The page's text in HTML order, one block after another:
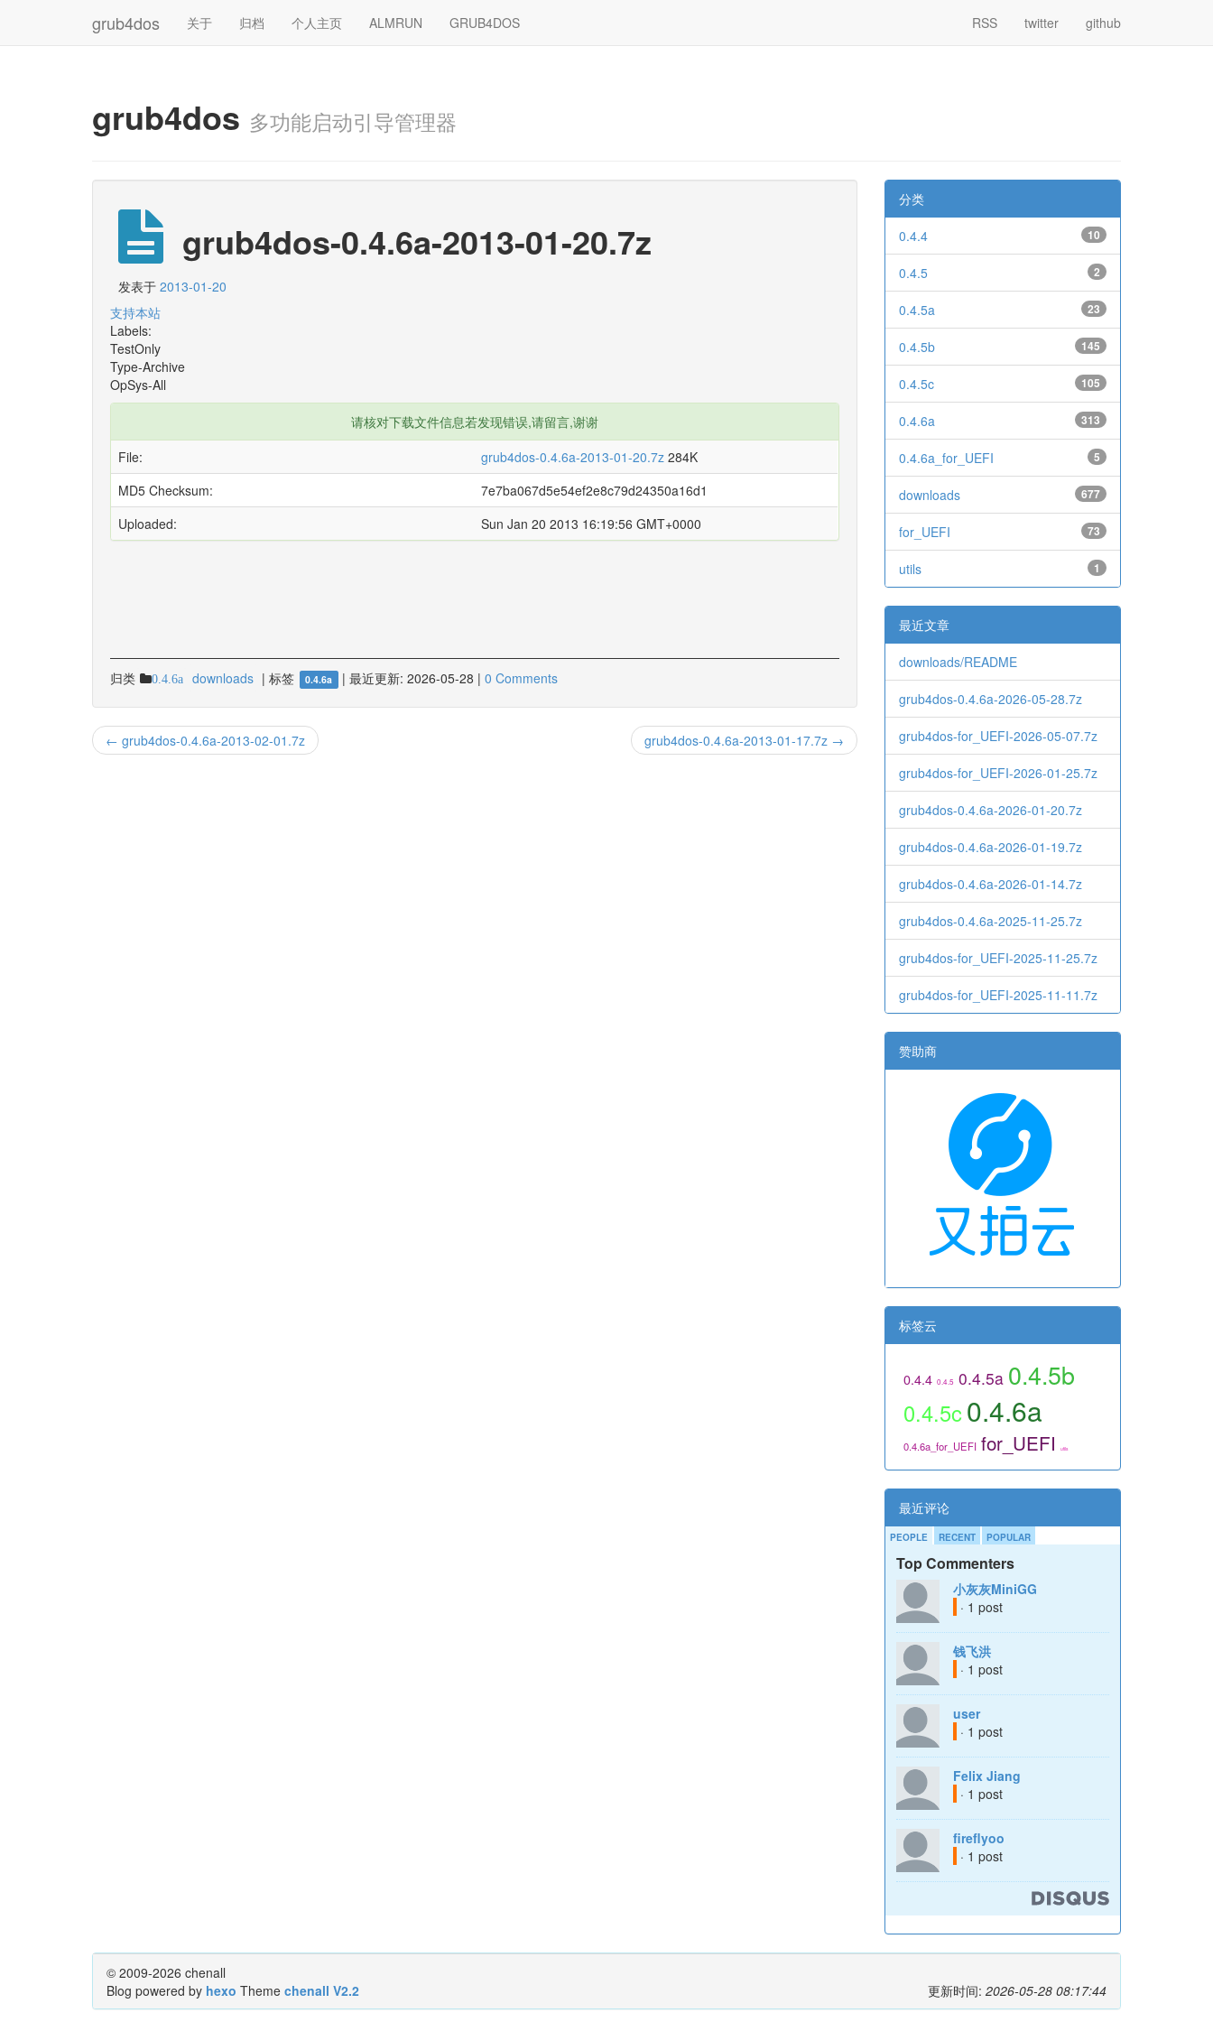
grub4dos 关于 归档 个人主页 ALMRUN GRUB4DOS RSS twitter github
grub4dos 多功能启动引导管理器
grub4dos-0.4.6a-2013-01-20.7z
发表于 2013-01-20
支持本站
Labels:
TestOnly
Type-Archive
OpSys-All
请核对下载文件信息若发现错误,请留言,谢谢
File:
grub4dos-0.4.6a-2013-01-20.7z 284K
MD5 Checksum:
7e7ba067d5e54ef2e8c79d24350a16d1
Uploaded:
Sun Jan 20 2013 16:19:56 GMT+0000
归类 0.4.6a downloads | 标签 0.4.6a | 最近更新: 2026-05-28 | 0 Comments
← grub4dos-0.4.6a-2013-02-01.7z grub4dos-0.4.6a-2013-01-17.7z →
分类
10
0.4.4
2
0.4.5
23
0.4.5a
145
0.4.5b
105
0.4.5c
313
0.4.6a
5
0.4.6a_for_UEFI
677
downloads
73
for_UEFI
1
utils
最近文章
downloads/README
grub4dos-0.4.6a-2026-05-28.7z
grub4dos-for_UEFI-2026-05-07.7z
grub4dos-for_UEFI-2026-01-25.7z
grub4dos-0.4.6a-2026-01-20.7z
grub4dos-0.4.6a-2026-01-19.7z
grub4dos-0.4.6a-2026-01-14.7z
grub4dos-0.4.6a-2025-11-25.7z
grub4dos-for_UEFI-2025-11-25.7z
grub4dos-for_UEFI-2025-11-11.7z
赞助商
标签云
0.4.4 0.4.5 0.4.5a 0.4.5b
0.4.5c0.4.6a
0.4.6a_for_UEFI for_UEFI utils
最近评论
PEOPLE RECENT POPULAR
Top Commenters
小灰灰MiniGG
· 1 post
钱飞洪
· 1 post
user
· 1 post
Felix Jiang
· 1 post
fireflyoo
· 1 post
© 2009-2026 chenall
Blog powered by hexo Theme chenall V2.2 更新时间: 2026-05-28 08:17:44